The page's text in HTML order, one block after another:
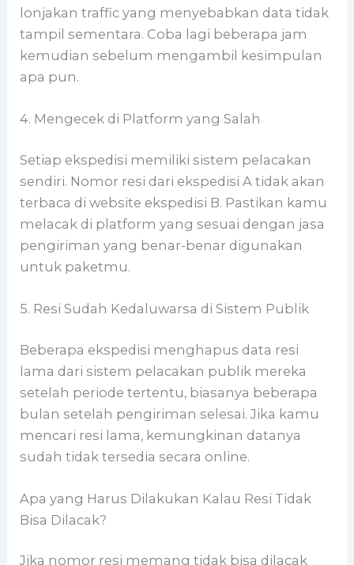
lonjakan traffic yang menyebabkan data tidak
tampil sementara. Coba lagi beberapa jam
kemudian sebelum mengambil kesimpulan
apa pun.
4. Mengecek di Platform yang Salah
Setiap ekspedisi memiliki sistem pelacakan
sendiri. Nomor resi dari ekspedisi A tidak akan
terbaca di website ekspedisi B. Pastikan kamu
melacak di platform yang sesuai dengan jasa
pengiriman yang benar-benar digunakan
untuk paketmu.
5. Resi Sudah Kedaluwarsa di Sistem Publik
Beberapa ekspedisi menghapus data resi
lama dari sistem pelacakan publik mereka
setelah periode tertentu, biasanya beberapa
bulan setelah pengiriman selesai. Jika kamu
mencari resi lama, kemungkinan datanya
sudah tidak tersedia secara online.
Apa yang Harus Dilakukan Kalau Resi Tidak
Bisa Dilacak?
Jika nomor resi memang tidak bisa dilacak